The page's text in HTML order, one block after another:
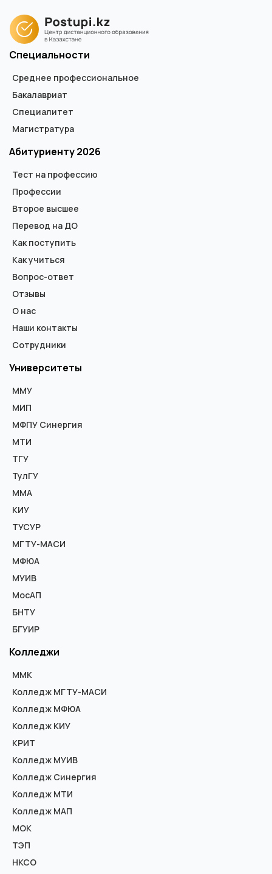
Специальности
Среднее профессиональное
Бакалавриат
Специалитет
Магистратура
Абитуриенту 2026
Тест на профессию
Профессии
Второе высшее
Перевод на ДО
Как поступить
Как учиться
Вопрос-ответ
Отзывы
О нас
Наши контакты
Сотрудники
Университеты
ММУ
МИП
МФПУ Синергия
МТИ
ТГУ
ТулГУ
ММА
КИУ
ТУСУР
МГТУ-МАСИ
МФЮА
МУИВ
МосАП
БНТУ
БГУИР
Колледжи
ММК
Колледж МГТУ-МАСИ
Колледж МФЮА
Колледж КИУ
КРИТ
Колледж МУИВ
Колледж Синергия
Колледж МТИ
Колледж МАП
МОК
ТЭП
НКСО